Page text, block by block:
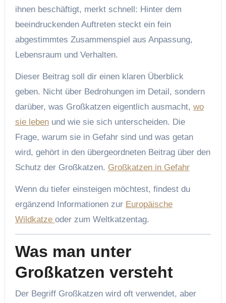
ihnen beschäftigt, merkt schnell: Hinter dem
beeindruckenden Auftreten steckt ein fein
abgestimmtes Zusammenspiel aus Anpassung,
Lebensraum und Verhalten.
Dieser Beitrag soll dir einen klaren Überblick
geben. Nicht über Bedrohungen im Detail, sondern
darüber, was Großkatzen eigentlich ausmacht, wo
sie lebenund wie sie sich unterscheiden. Die
Frage, warum sie in Gefahr sind und was getan
wird, gehört in den übergeordneten Beitrag über den
Schutz der Großkatzen. Großkatzen in Gefahr
Wenn du tiefer einsteigen möchtest, findest du
ergänzend Informationen zur Europäische
Wildkatze oder zum Weltkatzentag.
Was man unter
Großkatzen versteht
Der Begriff Großkatzen wird oft verwendet, aber